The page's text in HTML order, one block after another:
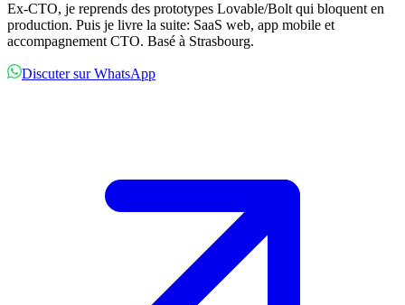
Ex-CTO, je reprends des prototypes Lovable/Bolt qui bloquent en
production. Puis je livre la suite: SaaS web, app mobile et
accompagnement CTO. Basé à Strasbourg.
Discuter sur WhatsApp